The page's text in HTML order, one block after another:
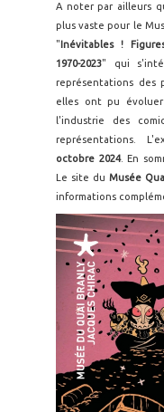
A noter par ailleurs
plus vaste pour le
" Inévitables !
1970-2023" qui
représentations des
elles ont pu
l'industrie des
représentations.
octobre 2024. En
Le site duMusée
informations